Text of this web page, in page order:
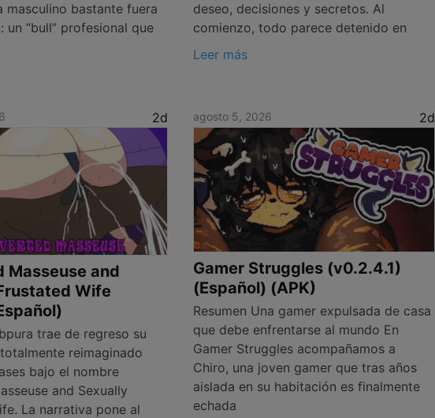
masculino bastante fuera
un “bull” profesional que
deseo, decisiones y secretos. Al
comienzo, todo parece detenido en
Leer más
2d
Masseuse and
Wife
trae de regreso su
reimaginado
bajo el nombre
and Sexually
La narrativa pone al
agosto 5, 2026 2d
Gamer Struggles (v0.2.4.1)
(Español) (APK)
Resumen Una gamer expulsada de casa
que debe enfrentarse al mundo En
Gamer Struggles acompañamos a
Chiro, una joven gamer que tras años
aislada en su habitación es finalmente
echada